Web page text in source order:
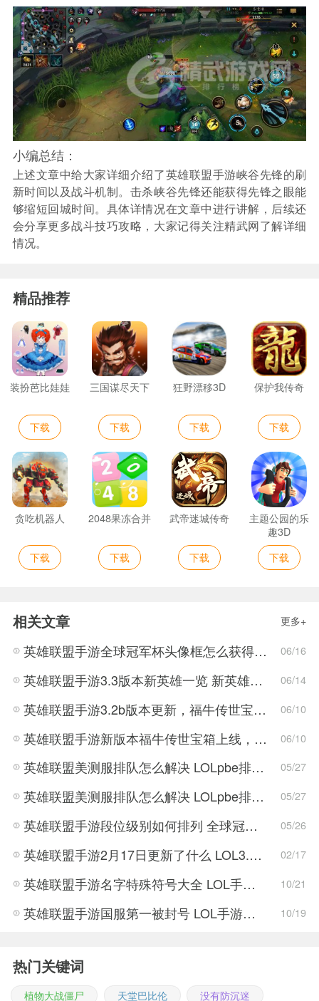
小编总结：
上述文章中给大家详细介绍了英雄联盟手游峡谷先锋的刷
新时间以及战斗机制。击杀峡谷先锋还能获得先锋之眼能
够缩短回城时间。具体详情况在文章中进行讲解，后续还
会分享更多战斗技巧攻略，大家记得关注精武网了解详细
情况。
精品推荐
装扮芭比娃娃
下载
三国谋尽天下
下载
狂野漂移3D
下载
保护我传奇
下载
贪吃机器人
下载
2048果冻合并
下载
武帝迷城传奇
下载
主题公园的乐
趣3D
下载
相关文章 更多+
英雄联盟手游全球冠军杯头像框怎么获得 LOL手游2022全球冠军杯头像框领取活动 06/16
英雄联盟手游3.3版本新英雄一览 新英雄详细攻略 06/14
英雄联盟手游3.2b版本更新，福牛传世宝箱正式上线！ 06/10
英雄联盟手游新版本福牛传世宝箱上线，寡妇大削弱，将跌落神坛？ 06/10
英雄联盟美测服排队怎么解决 LOLpbe排队时间太长解决方法 05/27
英雄联盟美测服排队怎么解决 LOLpbe排队时间太长解决教程 05/27
英雄联盟手游段位级别如何排列 全球冠军杯是什么 05/26
英雄联盟手游2月17日更新了什么 LOL3.0版本更新内容一览 02/17
英雄联盟手游名字特殊符号大全 LOL手游那些特殊符号可以用在名称中 10/21
英雄联盟手游国服第一被封号 LOL手游国服第一封号怎么回事 10/19
热门关键词
植物大战僵尸 天堂巴比伦 没有防沉迷